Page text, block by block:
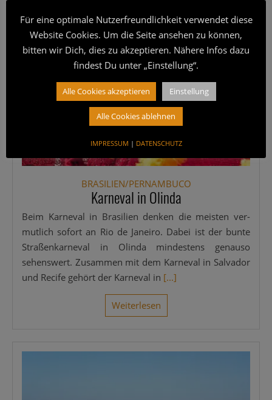
BRASILIEN/PERNAMBUCO
Karneval in Olinda
Beim Kar­ne­val in Bra­si­li­en den­ken die meis­ten ver­
mut­lich sofort an Rio de Janei­ro. Dabei ist der bun­te
Stra­ßen­kar­ne­val in Olin­da min­des­tens genau­so
sehens­wert. Zusam­men mit dem Kar­ne­val in Sal­va­dor
und Reci­fe gehört der Kar­ne­val in [...]
Wei­ter­le­sen
Für eine optimale Nutzerfreundlichkeit verwendet diese
Website Cookies. Um die Seite ansehen zu können,
bitten wir Dich, dies zu akzeptieren. Nähere Infos dazu
findest Du unter „Einstellung“.
Alle Cookies akzeptieren Einstellung
Alle Cookies ablehnen
IMPRESSUM | DATENSCHUTZ